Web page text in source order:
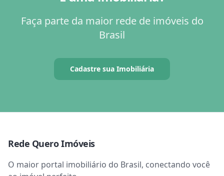
Faça parte da maior rede de imóveis do
Brasil
Cadastre sua Imobiliária
Rede Quero Imóveis
O maior portal imobiliário do Brasil, conectando você